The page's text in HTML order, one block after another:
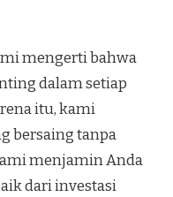
mengerti bahwa
dalam setiap
itu, kami
bersaing tanpa
menjamin Anda
dari investasi